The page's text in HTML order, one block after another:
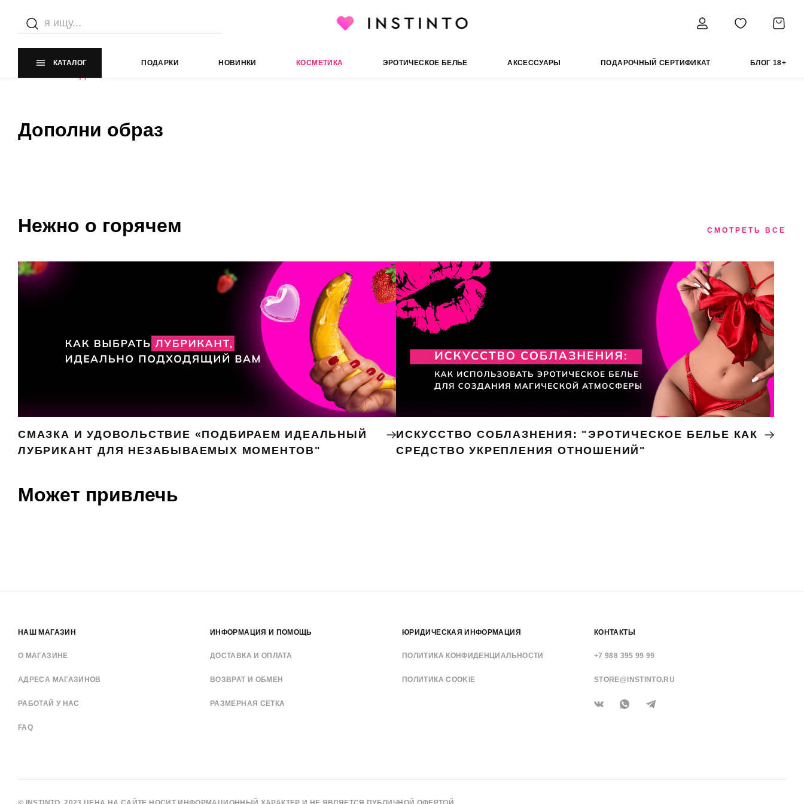
КАТАЛОГ ПОДАРКИ НОВИНКИ КОСМЕТИКА ЭРОТИЧЕСКОЕ БЕЛЬЕ АКСЕССУАРЫ ПОДАРОЧНЫЙ СЕРТИФИКАТ БЛОГ 18+
Главная страница
Каталог
Дополни образ
Нежно о горячем СМОТРЕТЬ ВСЕ
СМАЗКА И УДОВОЛЬСТВИЕ «ПОДБИРАЕМ ИДЕАЛЬНЫЙ
ЛУБРИКАНТ ДЛЯ НЕЗАБЫВАЕМЫХ МОМЕНТОВ"
ИСКУССТВО СОБЛАЗНЕНИЯ: "ЭРОТИЧЕСКОЕ БЕЛЬЕ КАК
СРЕДСТВО УКРЕПЛЕНИЯ ОТНОШЕНИЙ"
Может привлечь
НАШ МАГАЗИН
О МАГАЗИНЕ
АДРЕСА МАГАЗИНОВ
РАБОТАЙ У НАС
FAQ
ИНФОРМАЦИЯ И ПОМОЩЬ
ДОСТАВКА И ОПЛАТА
ВОЗВРАТ И ОБМЕН
РАЗМЕРНАЯ СЕТКА
ЮРИДИЧЕСКАЯ ИНФОРМАЦИЯ
ПОЛИТИКА КОНФИДЕНЦИАЛЬНОСТИ
ПОЛИТИКА COOKIE
КОНТАКТЫ
+7 988 395 99 99
STORE@INSTINTO.RU